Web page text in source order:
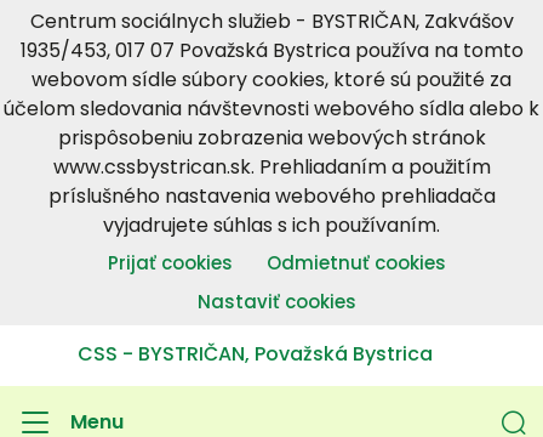
Centrum sociálnych služieb - BYSTRIČAN, Zakvášov
1935/453, 017 07 Považská Bystrica používa na tomto
webovom sídle súbory cookies, ktoré sú použité za
účelom sledovania návštevnosti webového sídla alebo k
prispôsobeniu zobrazenia webových stránok
www.cssbystrican.sk. Prehliadaním a použitím
príslušného nastavenia webového prehliadača
vyjadrujete súhlas s ich používaním.
Prijať cookies
Odmietnuť cookies
Nastaviť cookies
CSS - BYSTRIČAN, Považská Bystrica
Menu